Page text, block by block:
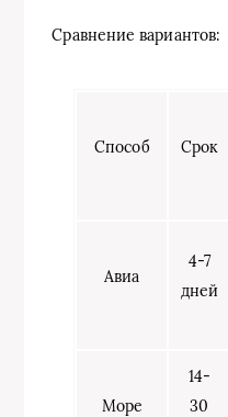
Сравнение вариантов:
Способ Срок
Авиа
4-7
дней
Море
14-
30